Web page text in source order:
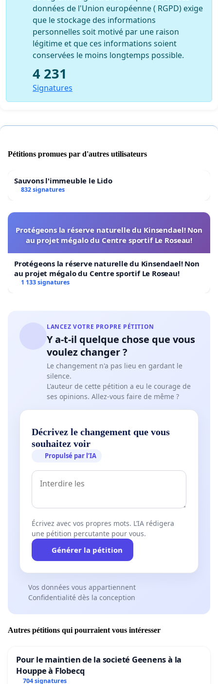
données de l'Union européenne ( RGPD) exige
que le stockage des informations
personnelles soit motivé par une raison
légitime et que ces informations soient
conservées le moins longtemps possible.
4 231
Signatures
Pétitions promues par d'autres utilisateurs
Sauvons l'immeuble le Lido
832 signatures
Protégeons la réserve naturelle du Kinsendael! Non
au projet mégalo du Centre sportif Le Roseau!
Protégeons la réserve naturelle du Kinsendael! Non
au projet mégalo du Centre sportif Le Roseau!
1 133 signatures
LANCEZ VOTRE PROPRE PÉTITION
Y a-t-il quelque chose que vous
voulez changer ?
Le changement n'a pas lieu en gardant le
silence.
L'auteur de cette pétition a eu le courage de
ses opinions. Allez-vous faire de même ?
Décrivez le changement que vous
souhaitez voir
Propulsé par l’IA
Écrivez avec vos propres mots. L’IA rédigera
une pétition percutante pour vous.
Générer la pétition
Vos données vous appartiennent
Confidentialité dès la conception
Autres pétitions qui pourraient vous intéresser
Pour le maintien de la societé Geenens à la
Houppe à Flobecq
704 signatures